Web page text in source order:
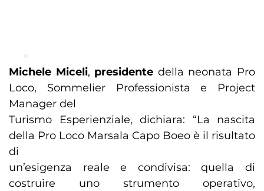
Michele Miceli, presidente della neonata Pro
Loco, Sommelier Professionista e Project
Manager del
Turismo Esperienziale, dichiara: “La nascita
della Pro Loco Marsala Capo Boeo è il risultato
di
un’esigenza reale e condivisa: quella di
costruire uno strumento operativo,